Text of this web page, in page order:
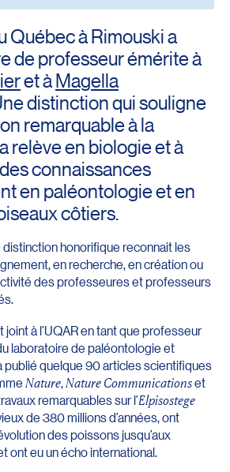
Québec à Rimouski a
de professeur émérite à
et à Magella
distinction qui souligne
remarquable à la
relève en biologie et à
connaissances
en paléontologie et en
côtiers.
distinction honorifique reconnait les
en recherche, en création ou
des professeures et professeurs
joint à l’UQAR en tant que professeur
laboratoire de paléontologie et
publié quelque 90 articles scientifiques
Nature,Nature Communicationset
remarquables sur l’Elpisostege
de 380 millions d’années, ont
des poissons jusqu’aux
ont eu un écho international.